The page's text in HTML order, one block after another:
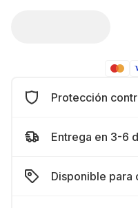
Protección
Entrega en 3-6
Disponible para